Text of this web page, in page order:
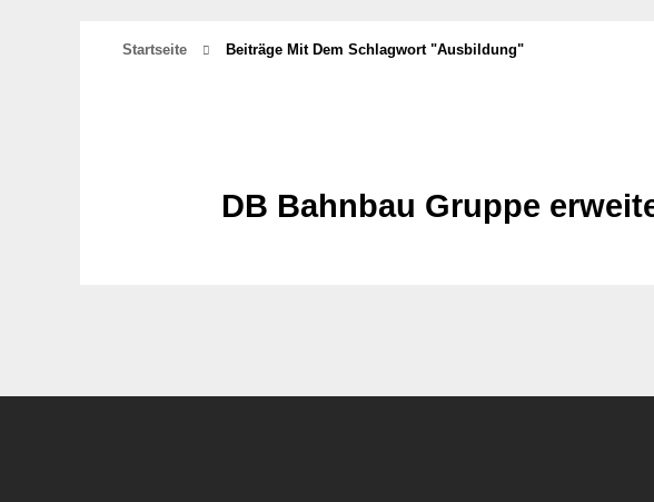
Startseite Beiträge Mit Dem Schlagwort "Ausbildung"
DB Bahnbau Gruppe